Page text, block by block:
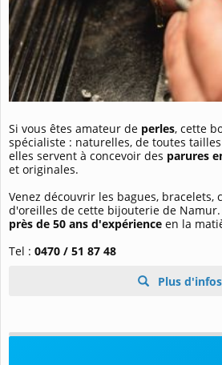
Si vous êtes amateur de perles, cette
spécialiste : naturelles, de toutes
elles servent à concevoir des parures
et originales.
Venez découvrir les bagues, bracelets,
d'oreilles de cette bijouterie de
près de 50 ans d'expérience en la
Tel : 0470 / 51 87 48
Plus d'infos